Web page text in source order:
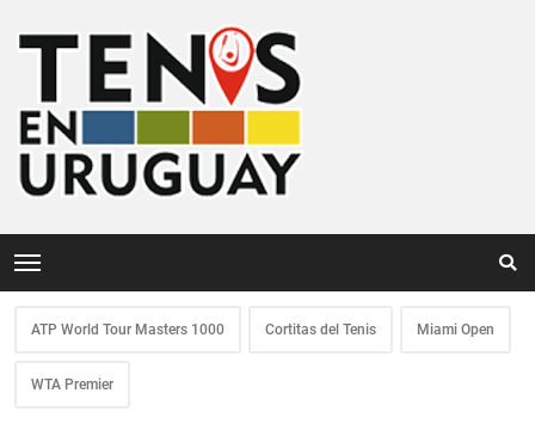
ATP World Tour Masters 1000 Cortitas del Tenis Miami Open
WTA Premier